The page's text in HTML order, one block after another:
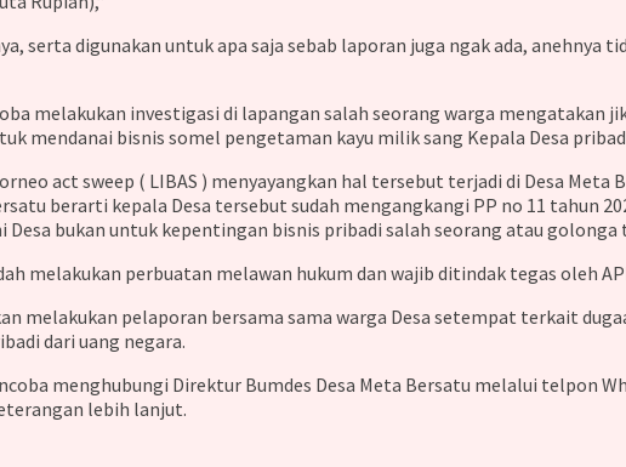
serta digunakan untuk apa saja sebab laporan juga ngak ada, anehnya
melakukan investigasi di lapangan salah seorang warga mengatakan
mendanai bisnis somel pengetaman kayu milik sang Kepala Desa
act sweep ( LIBAS ) menyayangkan hal tersebut terjadi di Desa
berarti kepala Desa tersebut sudah mengangkangi PP no 11 tahun
bukan untuk kepentingan bisnis pribadi salah seorang atau
melakukan perbuatan melawan hukum dan wajib ditindak tegas oleh
melakukan pelaporan bersama sama warga Desa setempat terkait
dari uang negara.
menghubungi Direktur Bumdes Desa Meta Bersatu melalui telpon
lebih lanjut.